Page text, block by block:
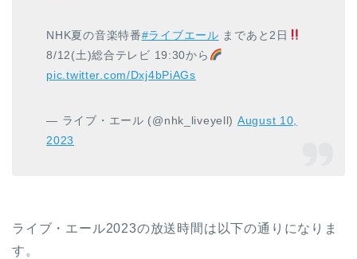
NHK夏の音楽特番#ライブエール まであと2日
8/12(土)総合テレビ 19:30から
pic.twitter.com/Dxj4bPiAGs
— ライブ・エール (@nhk_liveyell) August 10,
2023
ライブ・エール2023の放送時間は以下の通りになりま
す。